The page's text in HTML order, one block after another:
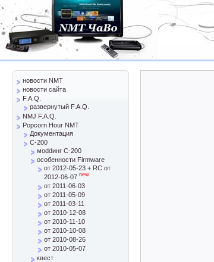
новости NMT
новости сайта
F.A.Q.
развернутый F.A.Q.
NMJ F.A.Q.
Popcorn Hour NMT
Документация
C-200
моddинг C-200
особенности Firmware
от 2012-05-23 + RC от
2012-06-07 new
от 2011-06-03
от 2011-05-09
от 2011-03-11
от 2010-12-08
от 2010-11-10
от 2010-10-08
от 2010-08-26
от 2010-05-07
квест